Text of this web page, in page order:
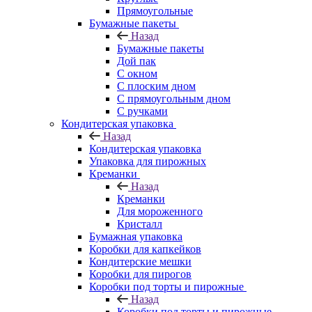
Прямоугольные
Бумажные пакеты
Назад
Бумажные пакеты
Дой пак
С окном
С плоским дном
С прямоугольным дном
С ручками
Кондитерская упаковка
Назад
Кондитерская упаковка
Упаковка для пирожных
Креманки
Назад
Креманки
Для мороженного
Кристалл
Бумажная упаковка
Коробки для капкейков
Кондитерские мешки
Коробки для пирогов
Коробки под торты и пирожные
Назад